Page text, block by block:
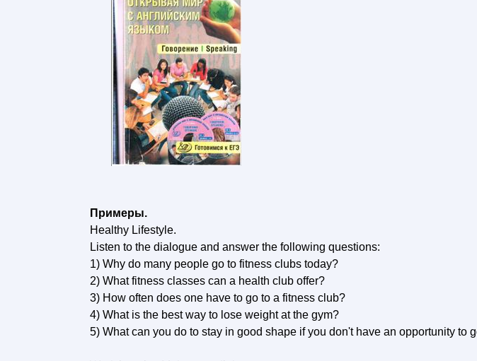
Примеры.
Healthy Lifestyle.
Listen to the dialogue and answer the following questions:
1) Why do many people go to fitness clubs today?
2) What fitness classes can a health club offer?
3) How often does one have to go to a fitness club?
4) What is the best way to lose weight at the gym?
5) What can you do to stay in good shape if you don't have an opportunity to